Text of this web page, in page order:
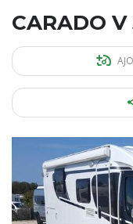
CARADO V